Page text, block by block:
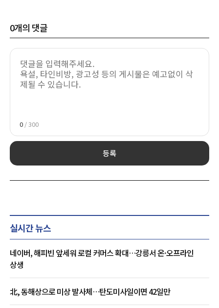
0개의 댓글
0 / 300
등록
실시간 뉴스
네이버, 해피빈 앞세워 로컬 커머스 확대…강릉서 온·오프라인
상생
北, 동해상으로 미상 발사체…탄도미사일이면 42일만